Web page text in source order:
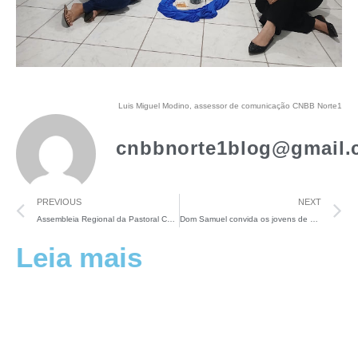
Leia mais
Luis Miguel Modino, assessor de comunicação CNBB Norte1
PREVIOUS NEXT